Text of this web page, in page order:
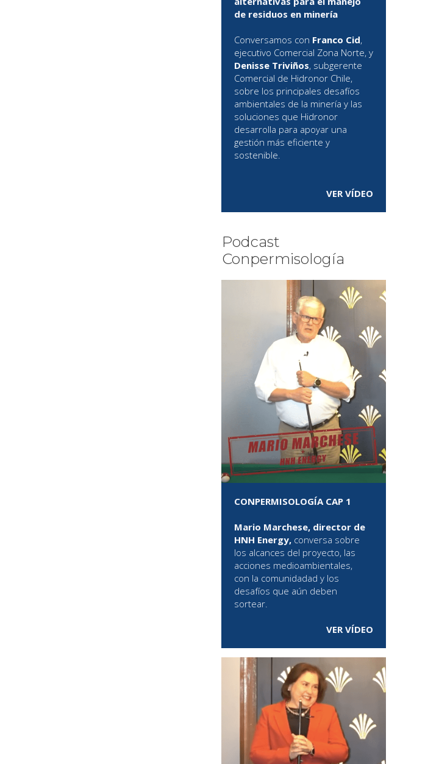
de residuos en minería
Conversamos con Franco Cid,
ejecutivo Comercial Zona Norte, y
Denisse Triviños, subgerente
Comercial de Hidronor Chile,
sobre los principales desafíos
ambientales de la minería y las
soluciones que Hidronor
desarrolla para apoyar una
gestión más eficiente y
sostenible.
VER VÍDEO
Podcast
Conpermisología
CONPERMISOLOGÍA CAP 1
Mario Marchese, director de
HNH Energy, conversa sobre
los alcances del proyecto, las
acciones medioambientales,
con la comunidadad y los
desafíos que aún deben
sortear.
VER VÍDEO